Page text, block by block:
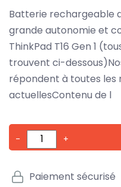
Batterie rechargeable
grande autonomie et
ThinkPad T16 Gen 1
trouvent ci-
répondent à toutes les
actuellesContenu de l
- +
Paiement sécurisé